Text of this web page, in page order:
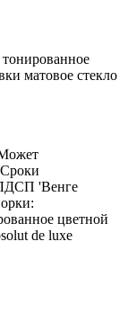
тонированное
матовое стекло
Сроки
'Венге
цветной
de luxe